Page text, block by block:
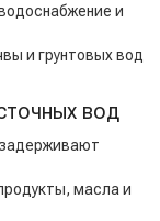
и
и грунтовых вод
вод
масла и